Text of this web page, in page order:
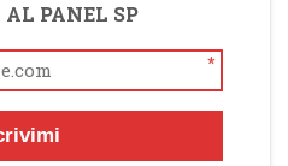
PANEL SP
*